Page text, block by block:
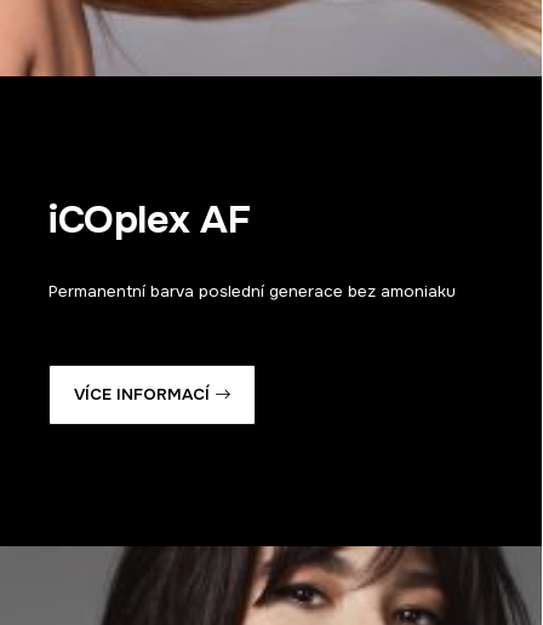
iCOplex AF
Permanentní barva poslední generace bez amoniaku
VÍCE INFORMACÍ